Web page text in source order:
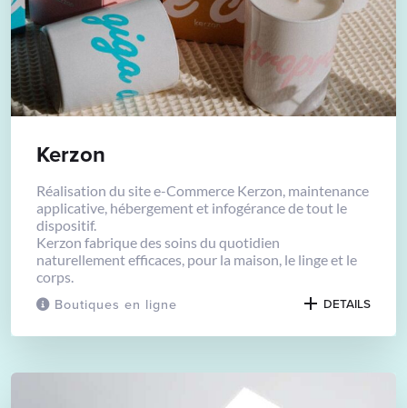
Boutiques en ligne
Kerzon
Réalisation du site e-Commerce Kerzon, maintenance
applicative, hébergement et infogérance de tout le
dispositif.
Kerzon fabrique des soins du quotidien
naturellement efficaces, pour la maison, le linge et le
corps.
DETAILS